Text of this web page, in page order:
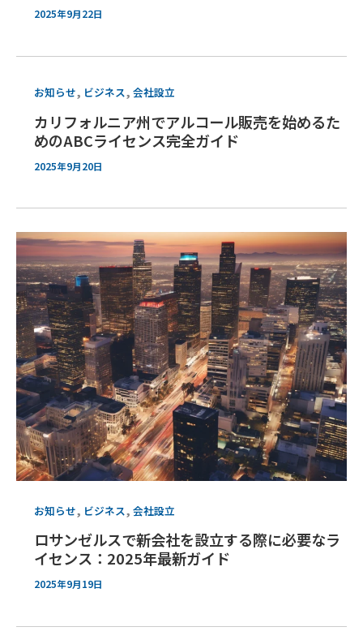
2025年9月22日
お知らせ, ビジネス, 会社設立
カリフォルニア州でアルコール販売を始めるた
めのABCライセンス完全ガイド
2025年9月20日
お知らせ, ビジネス, 会社設立
ロサンゼルスで新会社を設立する際に必要なラ
イセンス：2025年最新ガイド
2025年9月19日